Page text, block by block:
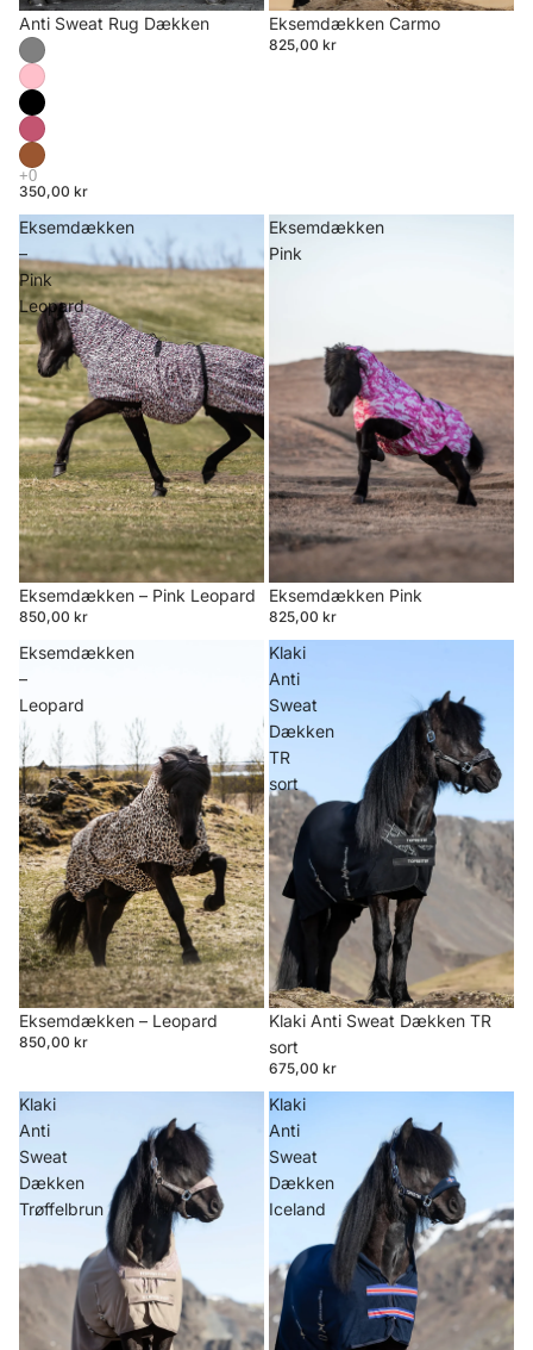
Anti Sweat Rug Dækken
350,00 kr
Eksemdækken Carmo
825,00 kr
Eksemdækken
–
Pink
Leopard
Eksemdækken – Pink Leopard
850,00 kr
Eksemdækken
Pink
Eksemdækken Pink
825,00 kr
Eksemdækken
–
Leopard
Eksemdækken – Leopard
850,00 kr
Klaki
Anti
Sweat
Dækken
TR
sort
Klaki Anti Sweat Dækken TR
sort
675,00 kr
Klaki
Anti
Sweat
Dækken
Trøffelbrun
Klaki
Anti
Sweat
Dækken
Iceland